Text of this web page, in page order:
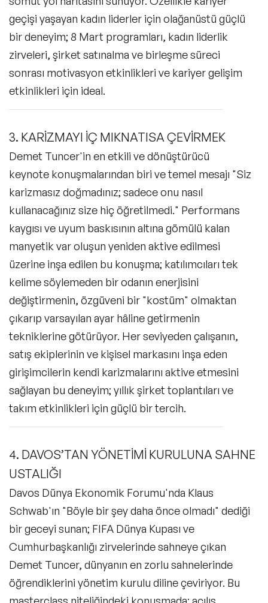
geçişi yaşayan kadın liderler için olağanüstü güçlü
bir deneyim; 8 Mart programları, kadın liderlik
zirveleri, şirket satınalma ve birleşme süreci
sonrası motivasyon etkinlikleri ve kariyer gelişim
etkinlikleri için ideal.
3. KARİZMAYI İÇ MIKNATISA ÇEVİRMEK
Demet Tuncer'in en etkili ve dönüştürücü
keynote konuşmalarından biri ve temel mesajı "Siz
karizmasız doğmadınız; sadece onu nasıl
kullanacağınız size hiç öğretilmedi." Performans
kaygısı ve uyum baskısının altına gömülü kalan
manyetik var oluşun yeniden aktive edilmesi
üzerine inşa edilen bu konuşma; katılımcıları tek
kelime söylemeden bir odanın enerjisini
değiştirmenin, özgüveni bir "kostüm" olmaktan
çıkarıp varsayılan ayar hâline getirmenin
tekniklerine götürüyor. Her seviyeden çalışanın,
satış ekiplerinin ve kişisel markasını inşa eden
girişimcilerin kendi karizmalarını aktive etmesini
sağlayan bu deneyim; yıllık şirket toplantıları ve
takım etkinlikleri için güçlü bir tercih.
4. DAVOS’TAN YÖNETİMİ KURULUNA SAHNE
USTALIĞI
Davos Dünya Ekonomik Forumu'nda Klaus
Schwab'ın "Böyle bir şey daha önce olmadı" dediği
bir geceyi sunan; FIFA Dünya Kupası ve
Cumhurbaşkanlığı zirvelerinde sahneye çıkan
Demet Tuncer, dünyanın en zorlu sahnelerinde
öğrendiklerini yönetim kurulu diline çeviriyor. Bu